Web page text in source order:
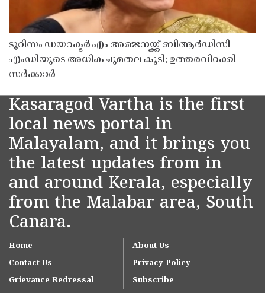
ടൂറിസം ഡയറക്ടർ എം അഞ്ജനയ്ക്ക് ബിആർഡിസി
എംഡിയുടെ അധിക ചുമതല കൂടി; ഉത്തരവിറക്കി
സർക്കാർ
Kasaragod Vartha is the first
local news portal in
Malayalam, and it brings you
the latest updates from in
and around Kerala, especially
from the Malabar area, South
Canara.
Home
About Us
Contact Us
Privacy Policy
Grievance Redressal
Subscribe